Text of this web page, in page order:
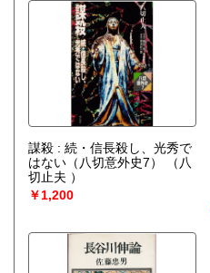
謀殺 : 続・信長殺し、光秀で
はない（八切意外史7）
（八
切止夫 ）
￥1,200